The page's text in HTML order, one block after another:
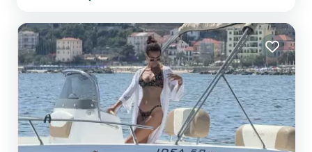
unvergleichlich. Diese Yacht zu mieten ist ein anderes,
erstklassiges Erlebnis. Sie werden einen Kapitän haben, um
unvergessli...